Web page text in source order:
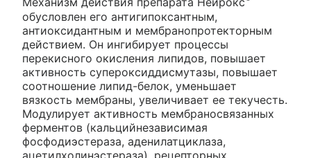
обусловлен его антигипоксантным,
антиоксидантным и мембранопротекторным
действием. Он ингибирует процессы
перекисного окисления липидов, повышает
активность супероксиддисмутазы, повышает
соотношение липид-белок, уменьшает
вязкость мембраны, увеличивает ее текучесть.
Модулирует активность мембраносвязанных
ферментов (кальцийнезависимая
фосфодиэстераза, аденилатциклаза,
ацетилхолинэстераза), рецепторных